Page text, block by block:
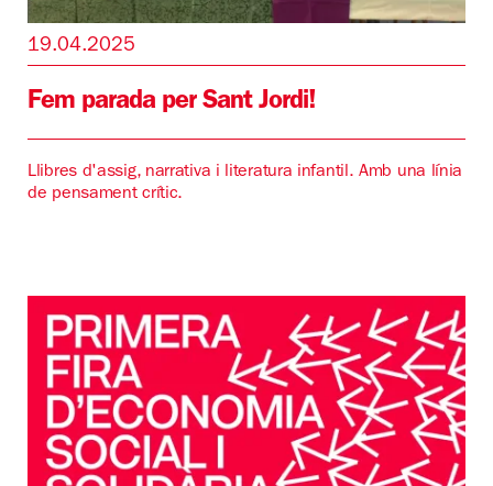
19.04.2025
Fem parada per Sant Jordi!
Llibres d'assig, narrativa i literatura infantil. Amb una línia
de pensament crític.